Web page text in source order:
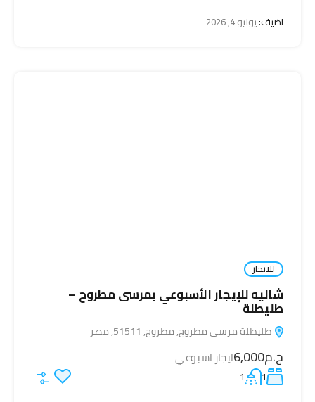
اضيف:يوليو 4, 2026
للايجار
شاليه للإيجار الأسبوعي بمرسى مطروح –
طليطلة
طليطلة مرسى مطروح, مطروح, 51511, مصر
ج.م6,000 ايجار اسبوعي
1
1